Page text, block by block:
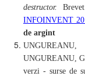
destructor.
INFOINVENT
de argint
UNGUREANU,
verzi - surse de